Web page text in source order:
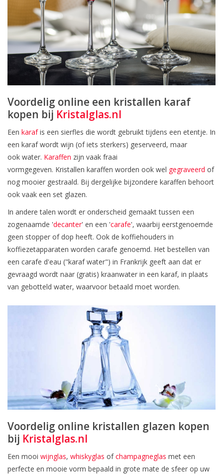
Voordelig online een kristallen karaf
kopen bij Kristalglas.nl
Een karafis een sierfles die wordt gebruikt tijdens een etentje. In
een karaf wordt wijn (of iets sterkers) geserveerd, maar
ook water. Karaffen zijn vaak fraai
vormgegeven. Kristallen karaffen worden ook wel gegraveerd of
nog mooier gestraald. Bij dergelijke bijzondere karaffen behoort
ook vaak een set glazen.
In andere talen wordt er onderscheid gemaakt tussen een
zogenaamde 'decanter' en een 'carafe', waarbij eerstgenoemde
geen stopper of dop heeft. Ook de koffiehouders in
koffiezetapparaten worden carafe genoemd. Het bestellen van
een carafe d'eau ("karaf water") in Frankrijk geeft aan dat er
gevraagd wordt naar (gratis) kraanwater in een karaf, in plaats
van gebotteld water, waarvoor betaald moet worden.
Voordelig online kristallen glazen kopen
bij Kristalglas.nl
Een mooi wijnglas, whiskyglas ofchampagneglas met een
perfecte en mooie vorm bepaald in grote mate de sfeer op uw